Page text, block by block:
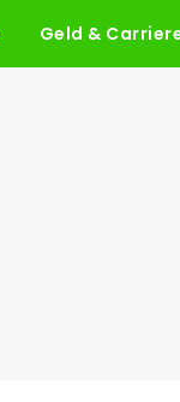
Geld &